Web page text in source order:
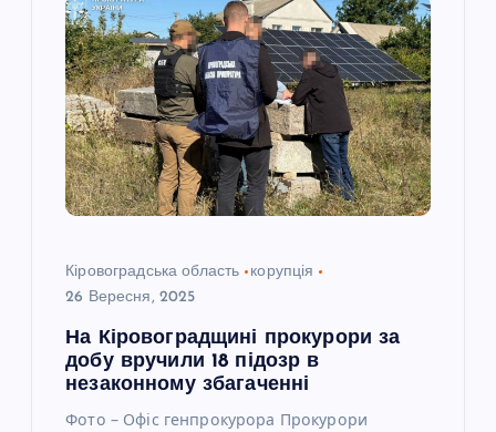
Кіровоградська область
корупція
26 Вересня, 2025
На Кіровоградщині прокурори за
добу вручили 18 підозр в
незаконному збагаченні
Фото – Офіс генпрокурора Прокурори